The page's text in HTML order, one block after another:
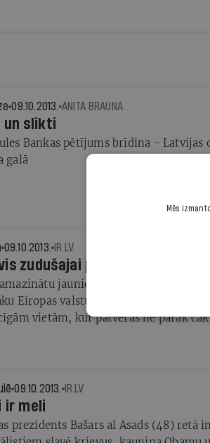
09.10.2013. ANITA BRAUNA
un slikti
Bankas pētījums brīdina - Latvijas
galā
09.10.2013. IR.LV
zudušajai paaudzei
jauniešu bezdarbu, Latvija
Eiropas valstu piemēram un
vietām, kur patveras ne pārāk
09.10.2013. IR.LV
ir meli
prezidents Bašars al Asads (48) retā
Mēs